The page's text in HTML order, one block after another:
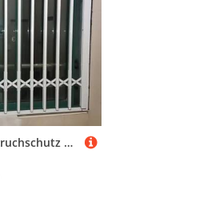
Fenstergitter Einbruchschutz Ausziehbarer Fensterschutzbügel, Fenstergittergeländer Schützt Vor Stürzen, Individuelle Fenstersicherheitszäune Gegen Einbruch(W95xH160cm/38x63in)